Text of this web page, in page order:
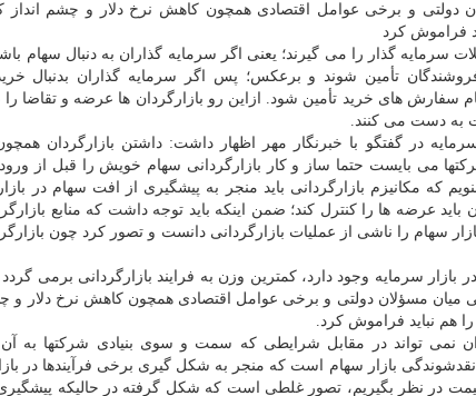
دولتی و برخی عوامل اقتصادی همچون کاهش نرخ دلار و چشم
فراموش کرد
سرمایه گذار را می گیرند؛ یعنی اگر سرمایه گذاران به دنبال سهام
تأمین شوند و برعکس؛ پس اگر سرمایه گذاران بدنبال
سفارش های خرید تأمین شود. ازاین رو بازارگردان ها عرضه و تقاضا را
به دست می کنند.
در گفتگو با خبرنگار مهر اظهار داشت: داشتن بازارگردان
می بایست حتما ساز و کار بازارگردانی سهام خویش را قبل از
که مکانیزم بازارگردانی باید منجر به پیشگیری از افت سهام در
باید عرضه ها را کنترل کند؛ ضمن اینکه باید توجه داشت که منابع
سهام را ناشی از عملیات بازارگردانی دانست و تصور کرد چون
سرمایه وجود دارد، کمترین وزن به فرایند بازارگردانی برمی
میان مسؤلان دولتی و برخی عوامل اقتصادی همچون کاهش نرخ دلار و
هم نباید فراموش کرد.
نمی تواند در مقابل شرایطی که سمت و سوی بنیادی شرکتها
بازار سهام است که منجر به شکل گیری برخی فرآیندها در
قیمت در نظر بگیریم، تصور غلطی است که شکل گرفته در حالیکه